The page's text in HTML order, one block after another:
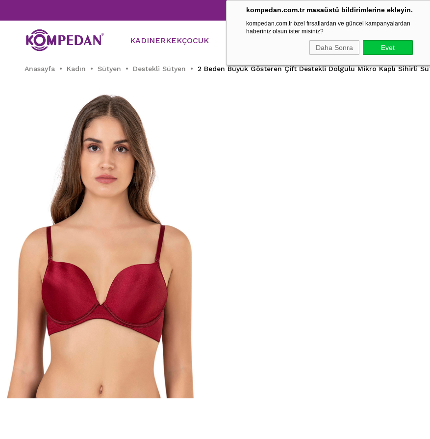
kompedan.com.tr masaüstü bildirimlerine ekleyin.
kompedan.com.tr özel fırsatlardan ve güncel kampanyalardan
haberiniz olsun ister misiniz?
Daha Sonra Evet
Tüm Pijama Takımlarında %30 İndirim → 1500 TL ve
KADINERKEKÇOCUK
Anasayfa Kadın Sütyen Destekli Sütyen 2 Beden Büyük Gösteren Çift Destekli Dolgulu Mikro Kaplı Sihirli